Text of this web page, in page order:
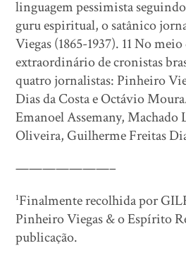
linguagem pessimista seguindo
guru espiritual, o satânico
Viegas (1865-1937). 11 No
extraordinário de cronistas
quatro jornalistas: Pinheiro
Dias da Costa e Octávio
Emanoel Assemany, Machado
Oliveira, Guilherme Freitas
———————–
¹Finalmente recolhida por
Pinheiro Viegas & o Espírito
publicação.